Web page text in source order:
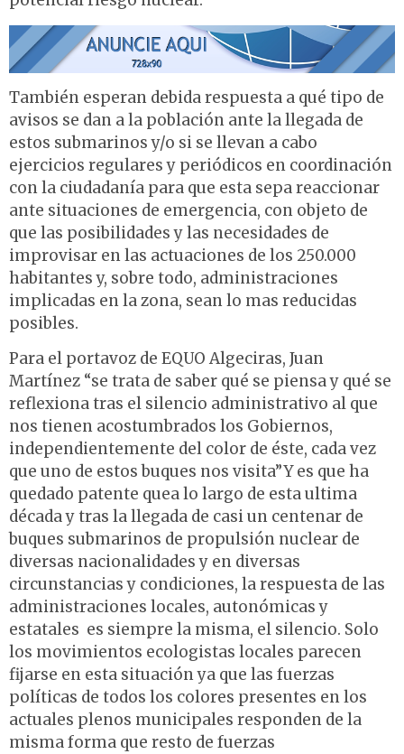
También esperan debida respuesta a qué tipo de
avisos se dan a la población ante la llegada de
estos submarinos y/o si se llevan a cabo
ejercicios regulares y periódicos en coordinación
con la ciudadanía para que esta sepa reaccionar
ante situaciones de emergencia, con objeto de
que las posibilidades y las necesidades de
improvisar en las actuaciones de los 250.000
habitantes y, sobre todo, administraciones
implicadas en la zona, sean lo mas reducidas
posibles.
Para el portavoz de EQUO Algeciras, Juan
Martínez “se trata de saber qué se piensa y qué se
reflexiona tras el silencio administrativo al que
nos tienen acostumbrados los Gobiernos,
independientemente del color de éste, cada vez
que uno de estos buques nos visita”Y es que ha
quedado patente quea lo largo de esta ultima
década y tras la llegada de casi un centenar de
buques submarinos de propulsión nuclear de
diversas nacionalidades y en diversas
circunstancias y condiciones, la respuesta de las
administraciones locales, autonómicas y
estatales es siempre la misma, el silencio. Solo
los movimientos ecologistas locales parecen
fijarse en esta situación ya que las fuerzas
políticas de todos los colores presentes en los
actuales plenos municipales responden de la
misma forma que resto de fuerzas